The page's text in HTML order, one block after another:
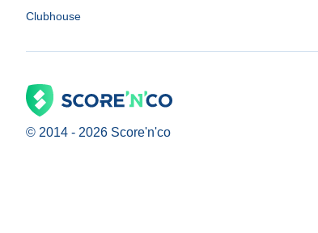
Clubhouse
© 2014 - 2026 Score'n'co